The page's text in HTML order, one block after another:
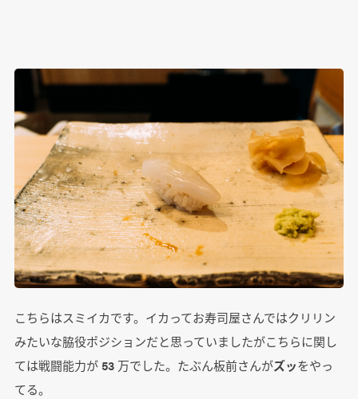
こちらはスミイカです。イカってお寿司屋さんではクリリン
みたいな脇役ポジションだと思っていましたがこちらに関し
ては戦闘能力が 53 万でした。たぶん板前さんがズッをやっ
てる。